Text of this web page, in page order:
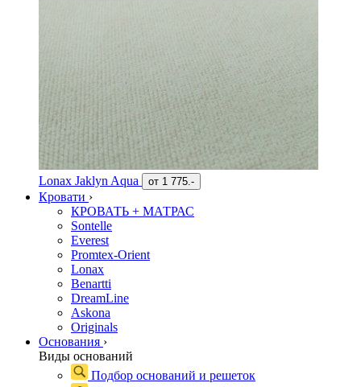
Lonax Jaklyn Aqua от 1 775.-
Кровати ›
КРОВАТЬ + МАТРАС
Sontelle
Everest
Promtex-Orient
Lonax
Benartti
DreamLine
Askona
Originals
Основания ›
Виды оснований
Подбор оснований и решеток